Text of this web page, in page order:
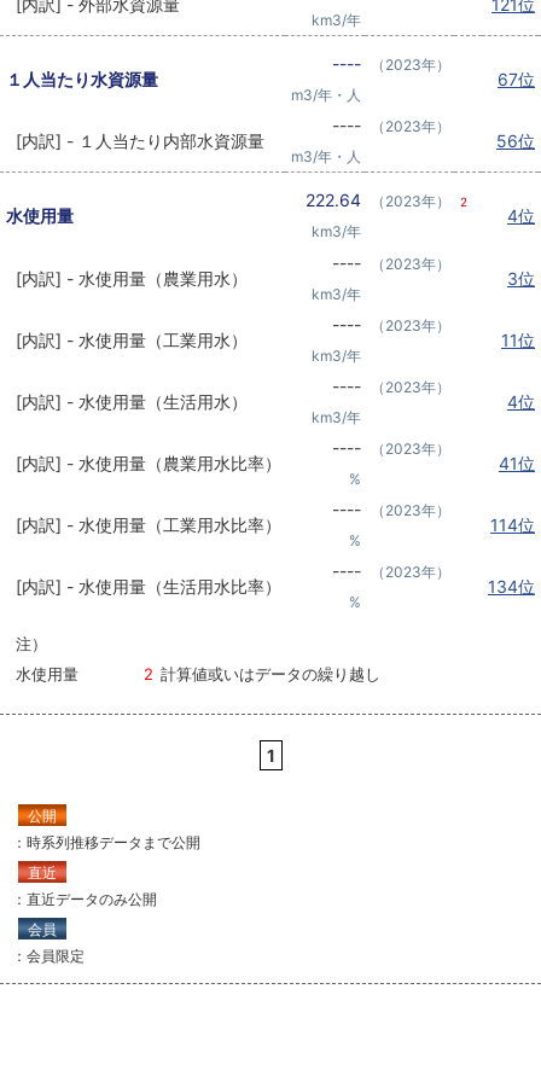
[内訳] - 外部水資源量
km3/年
121位
１人当たり水資源量
----
m3/年・人
（2023年）
67位
[内訳] - １人当たり内部水資源量
----
m3/年・人
（2023年）
56位
水使用量
222.64
km3/年
（2023年） 2
4位
[内訳] - 水使用量（農業用水）
----
km3/年
（2023年）
3位
[内訳] - 水使用量（工業用水）
----
km3/年
（2023年）
11位
[内訳] - 水使用量（生活用水）
----
km3/年
（2023年）
4位
[内訳] - 水使用量（農業用水比率）
----
%
（2023年）
41位
[内訳] - 水使用量（工業用水比率）
----
%
（2023年）
114位
[内訳] - 水使用量（生活用水比率）
----
%
（2023年）
134位
注）
水使用量
2 計算値或いはデータの繰り越し
1
公開
：時系列推移データまで公開
直近
：直近データのみ公開
会員
：会員限定